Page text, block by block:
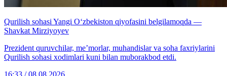
Qurilish sohasi Yangi O‘zbekiston qiyofasini belgilamoqda —
Shavkat Mirziyoyev
Prezident quruvchilar, me’morlar, muhandislar va soha faxriylarini
Qurilish sohasi xodimlari kuni bilan muborakbod etdi.